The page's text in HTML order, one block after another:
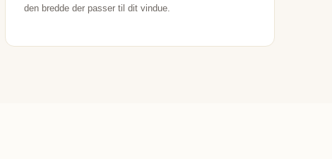
den bredde der passer til dit vindue.